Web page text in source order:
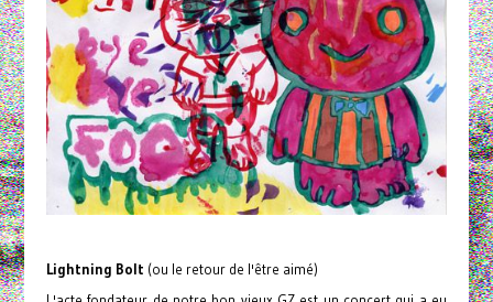
Lightning Bolt (ou le retour de l'être aimé)